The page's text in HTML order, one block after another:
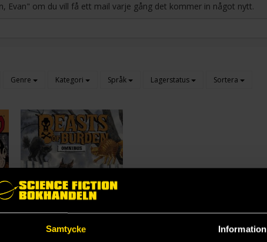
Samtycke Information
Evan" om du vill få ett mail varje gång det kommer in något nytt.
Genre Kategori Språk Lagerstatus Sortera